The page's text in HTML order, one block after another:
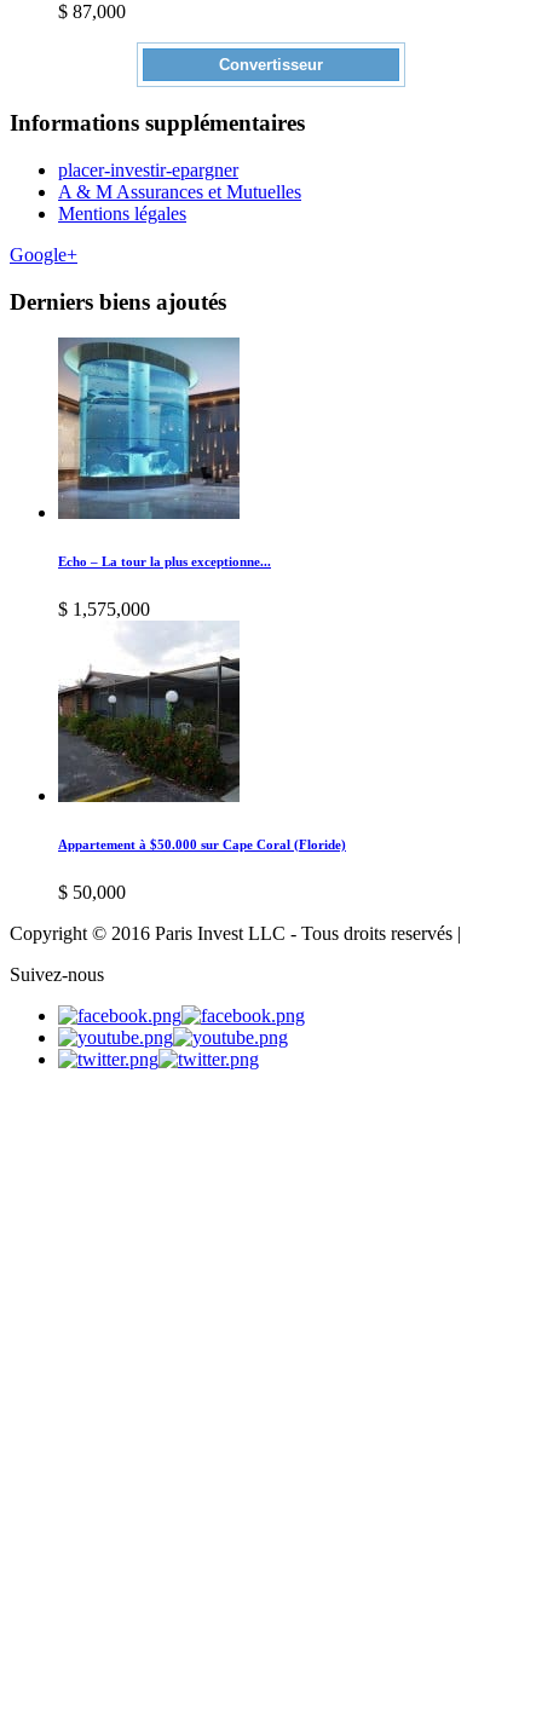
$ 87,000
Convertisseur
Informations supplémentaires
placer-investir-epargner
A & M Assurances et Mutuelles
Mentions légales
Google+
Derniers biens ajoutés
Echo – La tour la plus exceptionne...
$ 1,575,000
Appartement à $50.000 sur Cape Coral (Floride)
$ 50,000
Copyright © 2016 Paris Invest LLC - Tous droits reservés |
Suivez-nous